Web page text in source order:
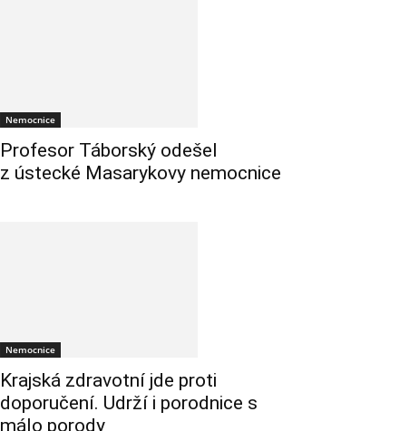
Nemocnice
Profesor Táborský odešel
z ústecké Masarykovy nemocnice
Nemocnice
Krajská zdravotní jde proti
doporučení. Udrží i porodnice s
málo porody